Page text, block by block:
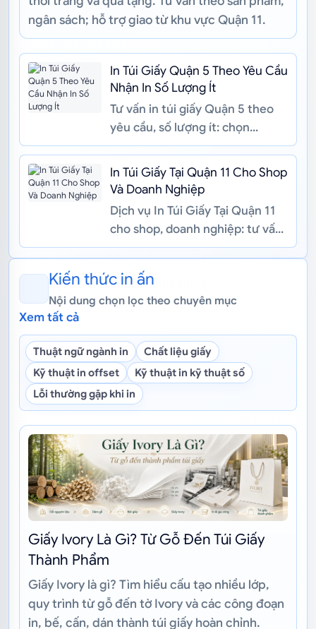
ngân sách; hỗ trợ giao từ khu vực Quận 11.
In Túi Giấy Quận 5 Theo Yêu Cầu
Nhận In Số Lượng Ít
Tư vấn in túi giấy Quận 5 theo
yêu cầu, số lượng ít: chọn
Couche, Kraft, Ivory, quai túi,
gia công, chuẩn file CMYK/3...
In Túi Giấy Tại Quận 11 Cho Shop
Và Doanh Nghiệp
Dịch vụ In Túi Giấy Tại Quận 11
cho shop, doanh nghiệp: tư vấn
Kraft, Couche, Ivory, quy cách
Kiến thức in ấn
Nội dung chọn lọc theo chuyên mục
Xem tất cả
Thuật ngữ ngành in
Chất liệu giấy
Kỹ thuật in offset
Kỹ thuật in kỹ thuật số
Lỗi thường gặp khi in
Giấy Ivory Là Gì? Từ Gỗ Đến Túi Giấy
Thành Phẩm
Giấy Ivory là gì? Tìm hiểu cấu tạo nhiều lớp,
quy trình từ gỗ đến tờ Ivory và các công đoạn
in, bế, cấn, dán thành túi giấy hoàn chỉnh.